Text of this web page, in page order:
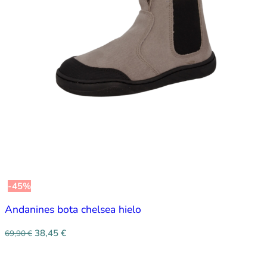
-45%
Andanines bota chelsea hielo
69,90€ 38,45 €